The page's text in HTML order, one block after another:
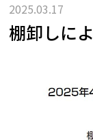
2025.03.17
棚卸しに